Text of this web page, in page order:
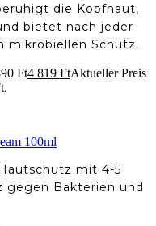
die Kopfhaut,
bietet nach jeder
mikrobiellen Schutz.
Ft4 819 FtAktueller Preis
100ml
mit 4-5
gegen Bakterien und